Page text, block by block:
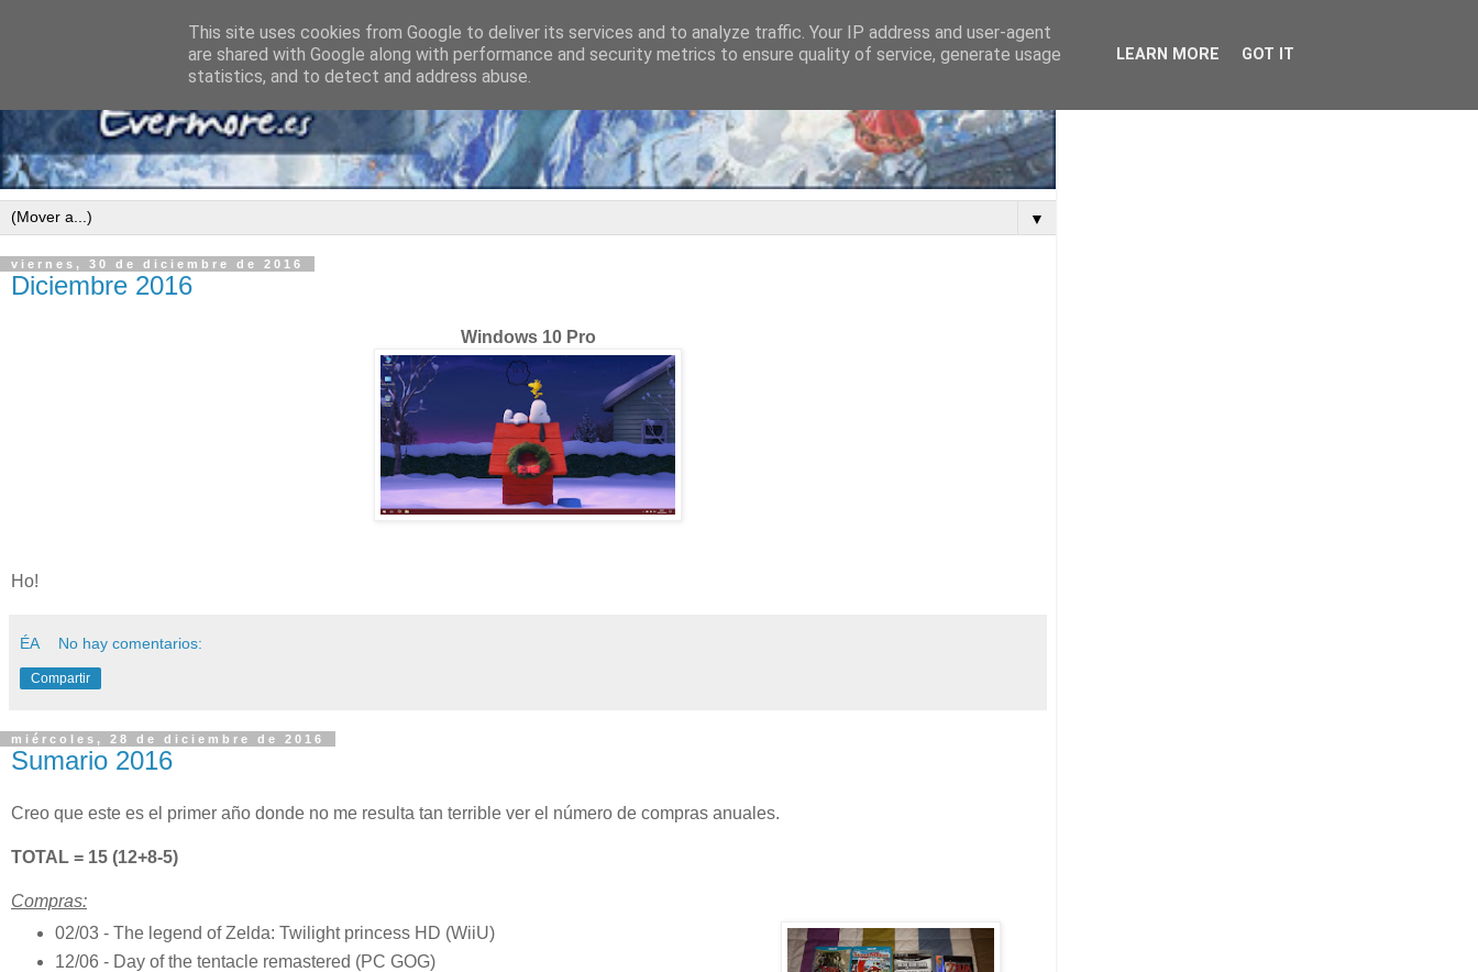
▼
viernes, 30 de diciembre de 2016
Diciembre 2016
Windows 10 Pro
Ho!
ÉA No hay comentarios:
Compartir
miércoles, 28 de diciembre de 2016
Sumario 2016
Creo que este es el primer año donde no me resulta tan terrible ver el número de compras anuales.
TOTAL = 15 (12+8-5)
Compras:
02/03 - The legend of Zelda: Twilight princess HD (WiiU)
12/06 - Day of the tentacle remastered (PC GOG)
This site uses cookies from Google to deliver its services and to analyze traffic. Your IP address and user-agent
are shared with Google along with performance and security metrics to ensure quality of service, generate usage
statistics, and to detect and address abuse.
LEARN MORE GOT IT